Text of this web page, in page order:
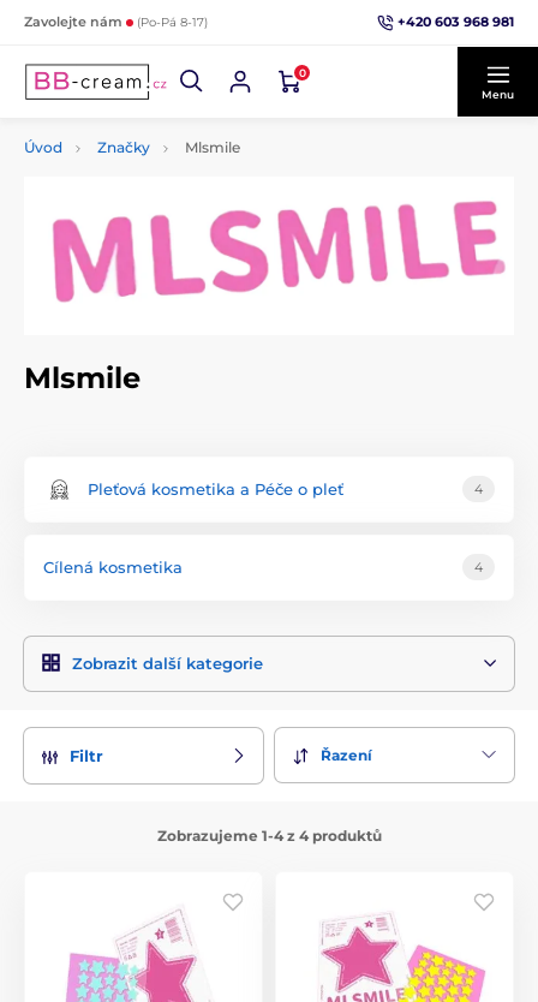
Zavolejte nám (Po-Pá 8-17) +420 603 968 981
0
Menu
Úvod Značky Mlsmile
Mlsmile
Pleťová kosmetika a Péče o pleť 4
Cílená kosmetika 4
Zobrazit další kategorie
Filtr Řazení
Zobrazujeme 1-4 z 4 produktů